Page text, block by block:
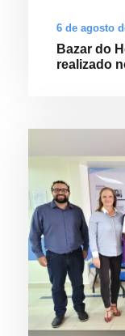
6 de agosto
Bazar do
realizado